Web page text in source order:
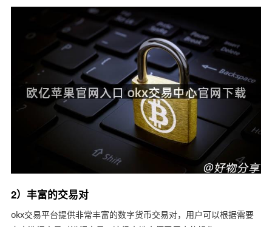
2）丰富的交易对
okx交易平台提供非常丰富的数字货币交易对，用户可以根据需要